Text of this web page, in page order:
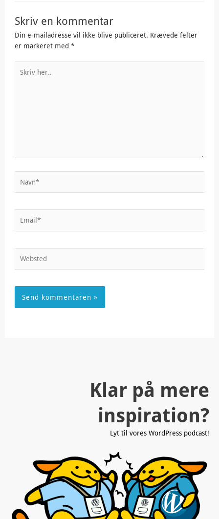
Skriv en kommentar
Din e-mailadresse vil ikke blive publiceret. Krævede felter
er markeret med *
her..
Klar på mere
inspiration?
Lyt til vores WordPress podcast!